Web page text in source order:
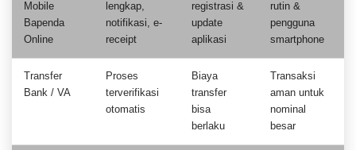
Mobile
Bapenda
Online
lengkap,
notifikasi, e-
receipt
registrasi &
update
aplikasi
rutin &
pengguna
smartphone
Transfer
Bank / VA
Proses
terverifikasi
otomatis
Biaya
transfer
bisa
berlaku
Transaksi
aman untuk
nominal
besar